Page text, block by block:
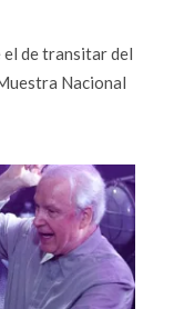
el de transitar del
Nacional